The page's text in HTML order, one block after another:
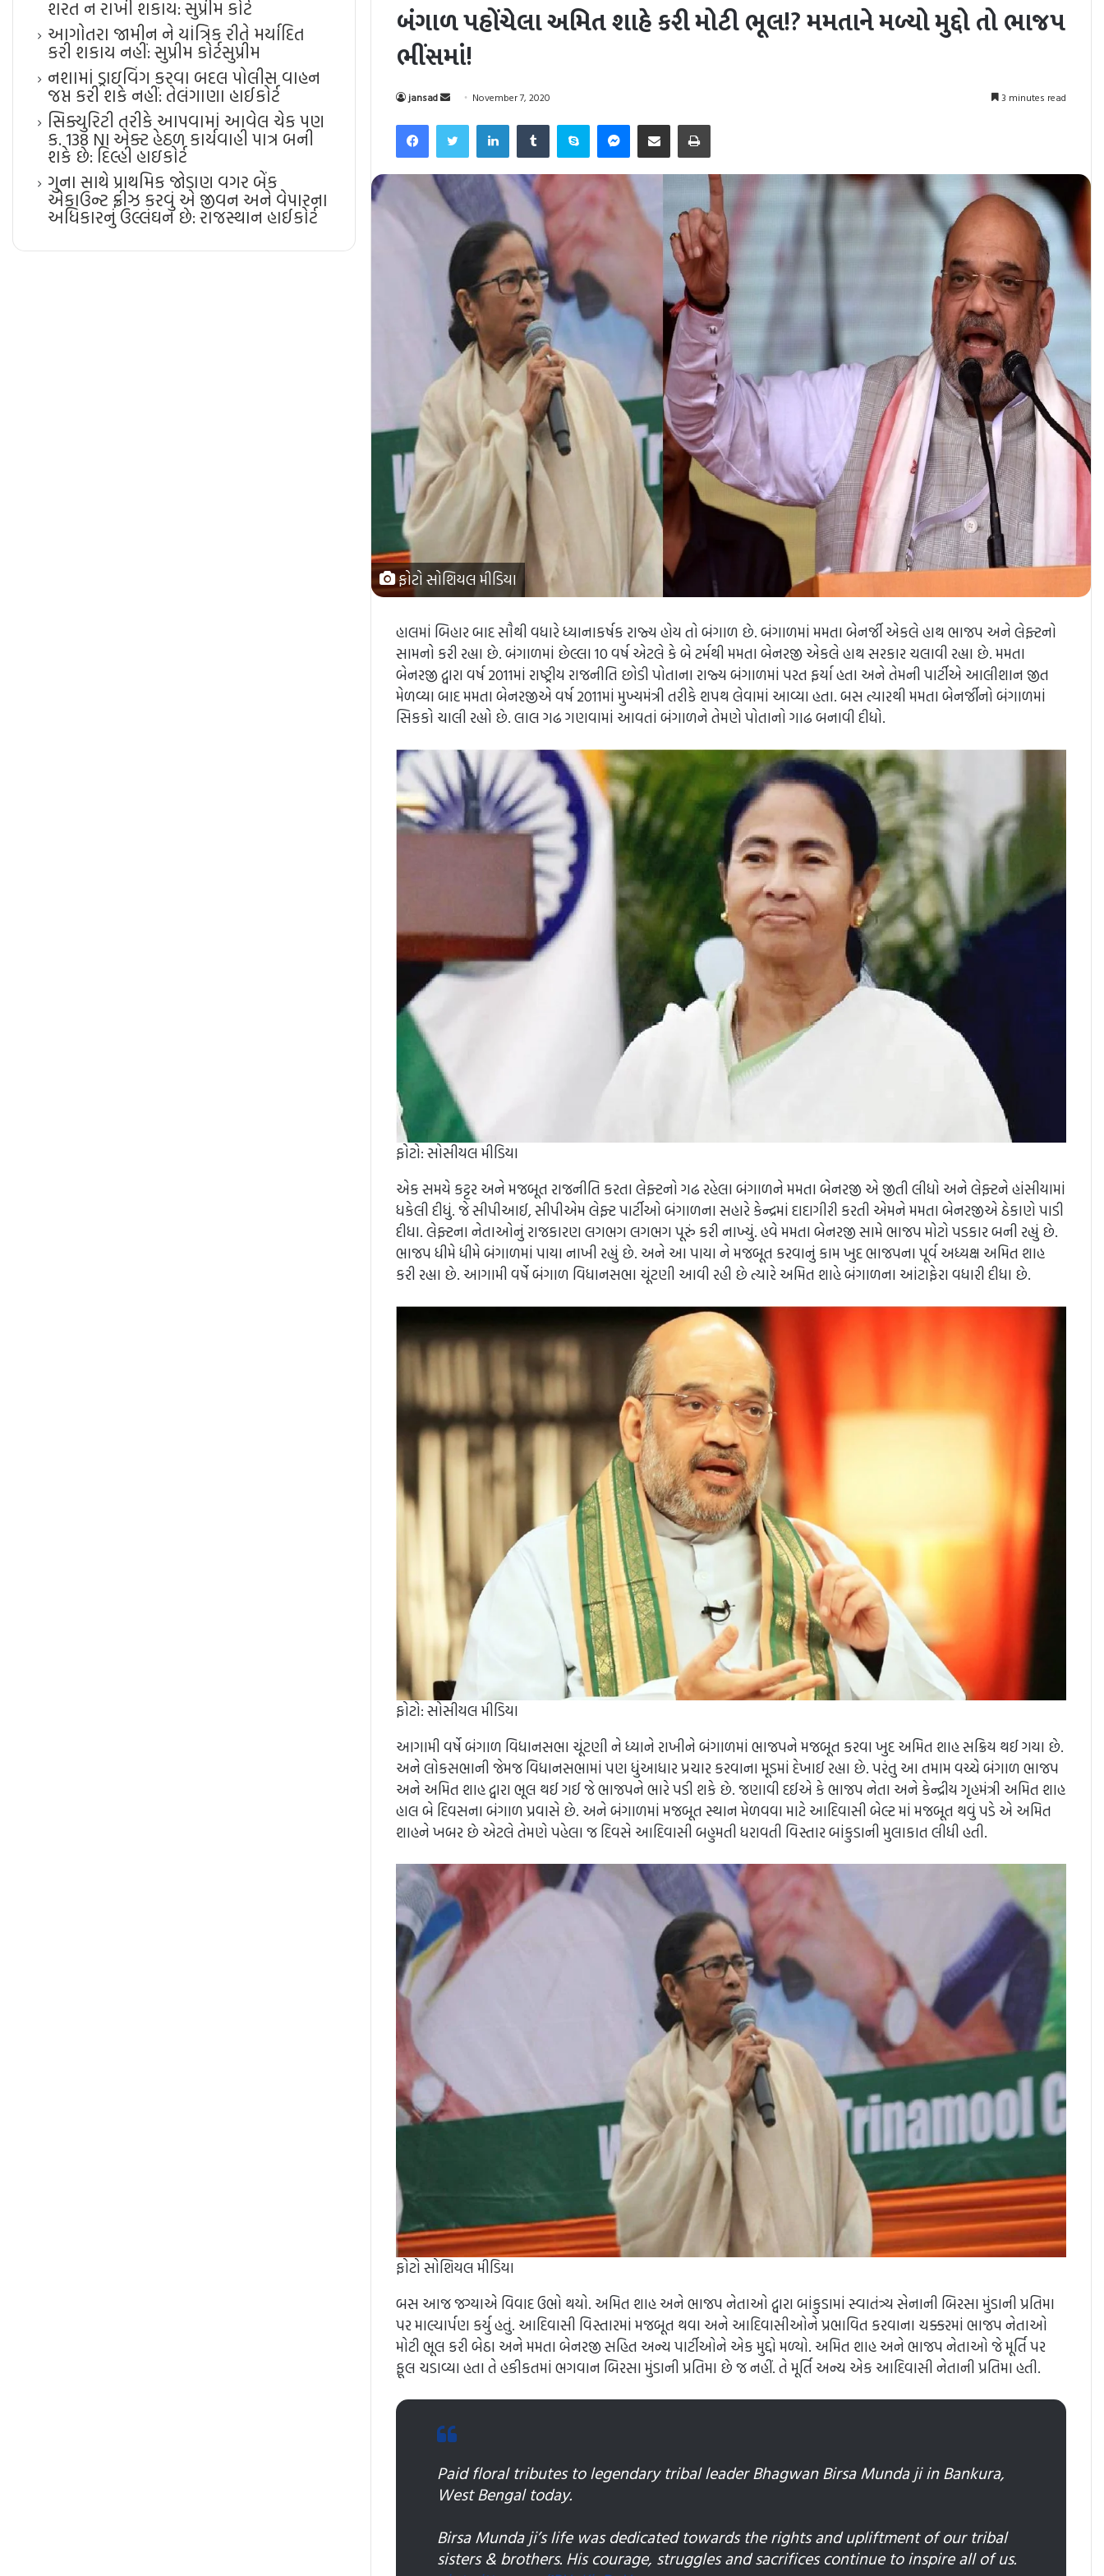
બંગાળ પહોંચેલા અમિત શાહે કરી મોટી ભૂલ!? મમતાને મળ્યો મુદ્દો તો ભાજપ
ભીંસમાં!
jansad
Send
email
November 7, 2020 3 minutes read
Facebook
TwitterLinkedInTumblrSkypeMessenger
Share via EmailPrint
ફોટો સોશિયલ મીડિયા
હાલમાં બિહાર બાદ સૌથી વધારે ધ્યાનાકર્ષક રાજ્ય હોય તો બંગાળ છે. બંગાળમાં મમતા બેનર્જી એકલે હાથ ભાજપ અને લેફ્ટનો
સામનો કરી રહ્યા છે. બંગાળમાં છેલ્લા 10 વર્ષ એટલે કે બે ટર્મથી મમતા બેનરજી એકલે હાથ સરકાર ચલાવી રહ્યા છે. મમતા
બેનરજી દ્વારા વર્ષ 2011માં રાષ્ટ્રીય રાજનીતિ છોડી પોતાના રાજ્ય બંગાળમાં પરત ફર્યા હતા અને તેમની પાર્ટીએ આલીશાન જીત
મેળવ્યા બાદ મમતા બેનરજીએ વર્ષ 2011માં મુખ્યમંત્રી તરીકે શપથ લેવામાં આવ્યા હતા. બસ ત્યારથી મમતા બેનર્જીનો બંગાળમાં
સિકકો ચાલી રહ્યો છે. લાલ ગઢ ગણવામાં આવતાં બંગાળને તેમણે પોતાનો ગાઢ બનાવી દીધો.
ફોટો: સોસીયલ મીડિયા
એક સમયે કટ્ટર અને મજબૂત રાજનીતિ કરતા લેફ્ટનો ગઢ રહેલા બંગાળને મમતા બેનરજી એ જીતી લીધો અને લેફ્ટને હાંસીયામાં
ધકેલી દીધું. જે સીપીઆઈ, સીપીએમ લેફ્ટ પાર્ટીઓ બંગાળના સહારે કેન્દ્રમાં દાદાગીરી કરતી એમને મમતા બેનરજીએ ઠેકાણે પાડી
દીધા. લેફ્ટના નેતાઓનું રાજકારણ લગભગ લગભગ પૂરું કરી નાખ્યું. હવે મમતા બેનરજી સામે ભાજપ મોટો પડકાર બની રહ્યું છે.
ભાજપ ધીમે ધીમે બંગાળમાં પાયા નાખી રહ્યું છે. અને આ પાયા ને મજબૂત કરવાનું કામ ખુદ ભાજપના પૂર્વ અધ્યક્ષ અમિત શાહ
કરી રહ્યા છે. આગામી વર્ષે બંગાળ વિધાનસભા ચૂંટણી આવી રહી છે ત્યારે અમિત શાહે બંગાળના આંટાફેરા વધારી દીધા છે.
ફોટો: સોસીયલ મીડિયા
આગામી વર્ષે બંગાળ વિધાનસભા ચૂંટણી ને ધ્યાને રાખીને બંગાળમાં ભાજપને મજબૂત કરવા ખુદ અમિત શાહ સક્રિય થઈ ગયા છે.
અને લોકસભાની જેમજ વિધાનસભામાં પણ ધુંઆધાર પ્રચાર કરવાના મૂડમાં દેખાઈ રહ્યા છે. પરંતુ આ તમામ વચ્ચે બંગાળ ભાજપ
અને અમિત શાહ દ્વારા ભૂલ થઈ ગઈ જે ભાજપને ભારે પડી શકે છે. જણાવી દઈએ કે ભાજપ નેતા અને કેન્દ્રીય ગૃહમંત્રી અમિત શાહ
હાલ બે દિવસના બંગાળ પ્રવાસે છે. અને બંગાળમાં મજબૂત સ્થાન મેળવવા માટે આદિવાસી બેલ્ટ માં મજબૂત થવું પડે એ અમિત
શાહને ખબર છે એટલે તેમણે પહેલા જ દિવસે આદિવાસી બહુમતી ધરાવતી વિસ્તાર બાંકુડાની મુલાકાત લીધી હતી.
ફોટો સોશિયલ મીડિયા
બસ આજ જગ્યાએ વિવાદ ઉભો થયો. અમિત શાહ અને ભાજપ નેતાઓ દ્વારા બાંકુડામાં સ્વાતંત્ર્ય સેનાની બિરસા મુંડાની પ્રતિમા
પર માલ્યાર્પણ કર્યુ હતું. આદિવાસી વિસ્તારમાં મજબૂત થવા અને આદિવાસીઓને પ્રભાવિત કરવાના ચક્કરમાં ભાજપ નેતાઓ
મોટી ભૂલ કરી બેઠા અને મમતા બેનરજી સહિત અન્ય પાર્ટીઓને એક મુદ્દો મળ્યો. અમિત શાહ અને ભાજપ નેતાઓ જે મૂર્તિ પર
ફૂલ ચડાવ્યા હતા તે હકીકતમાં ભગવાન બિરસા મુંડાની પ્રતિમા છે જ નહીં. તે મૂર્તિ અન્ય એક આદિવાસી નેતાની પ્રતિમા હતી.
Paid floral tributes to legendary tribal leader Bhagwan Birsa Munda ji in Bankura,
West Bengal today.
Birsa Munda ji’s life was dedicated towards the rights and upliftment of our tribal
sisters & brothers. His courage, struggles and sacrifices continue to inspire all of us.
શરત ન રાખી શકાય: સુપ્રીમ કોર્ટ
આગોતરા જામીન ને યાંત્રિક રીતે મર્યાદિત
કરી શકાય નહીં: સુપ્રીમ કોર્ટ​સુપ્રીમ
નશામાં ડ્રાઇવિંગ કરવા બદલ પોલીસ વાહન
જપ્ત કરી શકે નહીં: તેલંગાણા હાઈકોર્ટ
સિક્યુરિટી તરીકે આપવામાં આવેલ ચેક પણ
ક. 138 NI એક્ટ હેઠળ કાર્યવાહી પાત્ર બની
શકે છે: દિલ્હી હાઇકોર્ટ
ગુના સાથે પ્રાથમિક જોડાણ વગર બેંક
એકાઉન્ટ ફ્રીઝ કરવું એ જીવન અને વેપારના
અધિકારનું ઉલ્લંઘન છે: રાજસ્થાન હાઈકોર્ટ